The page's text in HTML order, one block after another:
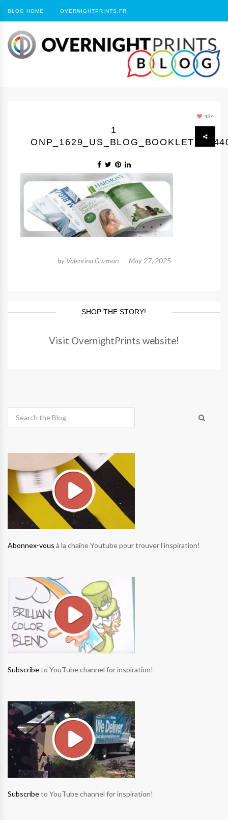
BLOG HOME OVERNIGHTPRINTS.FR
134
1
by Valentina Guzman May 27, 2025
SHOP THE STORY!
Visit OvernightPrints website!
Abonnex-vous à la chaîne Youtube pour trouver l'inspiration!
Subscribeto YouTube channel for inspiration!
Subscribeto YouTube channel for inspiration!